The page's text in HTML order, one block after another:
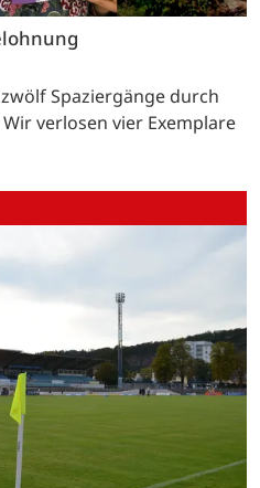
Spaziergänge durch
verlosen vier Exemplare